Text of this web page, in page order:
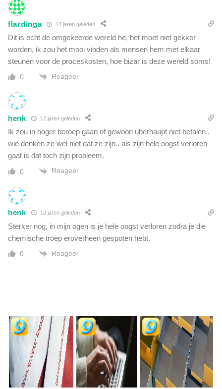
flardinga 12 jaren geleden
Dit is echt de omgekeerde wereld he, het moet niet gekker
worden, ik zou het mooi vinden als mensen hem met elkaar
steunen voor de proceskosten, hoe bizar is deze wereld soms!
0 Reageer
henk 12 jaren geleden
Ik zou in hoger beroep gaan of gewoon uberhaupt niet betalen..
wie denken ze wel niet dat ze zijn.. als zijn hele oogst verloren
gaat is dat toch zijn probleem.
0 Reageer
henk 12 jaren geleden
Sterker nog, in mijn ogen is je hele oogst verloren zodra je die
chemische troep eroverheen gespoten hebt.
0 Reageer